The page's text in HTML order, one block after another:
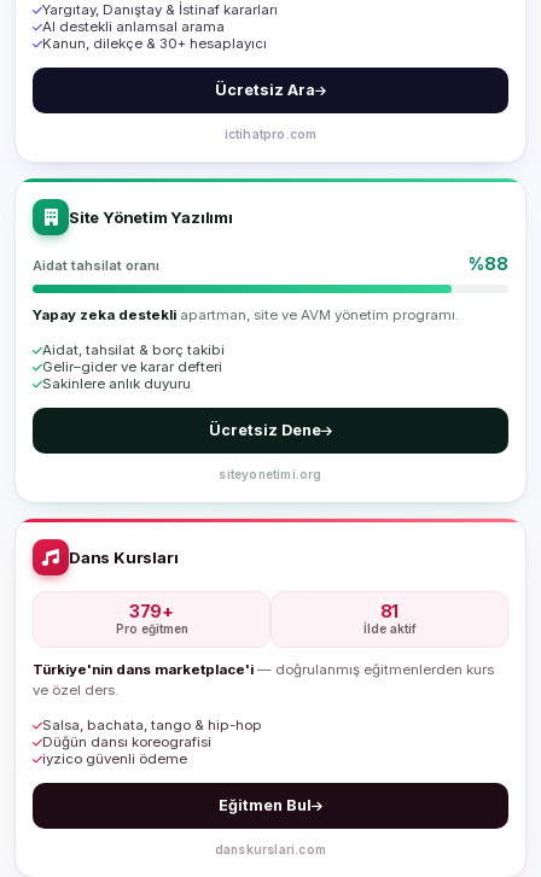
Yargıtay, Danıştay & İstinaf kararları
AI destekli anlamsal arama
Kanun, dilekçe & 30+ hesaplayıcı
Ücretsiz Ara
ictihatpro.com
Site Yönetim Yazılımı
Aidat tahsilat oranı %88
Yapay zeka destekli apartman, site ve AVM yönetim programı.
Aidat, tahsilat & borç takibi
Gelir–gider ve karar defteri
Sakinlere anlık duyuru
Ücretsiz Dene
siteyonetimi.org
Dans Kursları
379+
Pro eğitmen
81
İlde aktif
Türkiye'nin dans marketplace'i — doğrulanmış eğitmenlerden kurs
ve özel ders.
Salsa, bachata, tango & hip-hop
Düğün dansı koreografisi
iyzico güvenli ödeme
Eğitmen Bul
danskurslari.com